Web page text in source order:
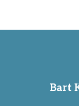
Bart